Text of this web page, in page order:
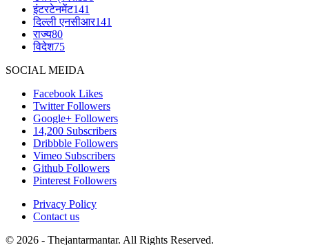
इंटरटेनमेंट141
दिल्ली एनसीआर141
राज्य80
विदेश75
SOCIAL MEIDA
Facebook Likes
Twitter Followers
Google+ Followers
14,200 Subscribers
Dribbble Followers
Vimeo Subscribers
Github Followers
Pinterest Followers
Privacy Policy
Contact us
© 2026 - Thejantarmantar. All Rights Reserved.